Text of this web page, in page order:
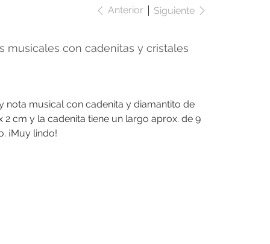
Anterior Siguiente
musicales con cadenitas y cristales
nota musical con cadenita y diamantito de
2 cm y la cadenita tiene un largo aprox. de 9
¡Muy lindo!